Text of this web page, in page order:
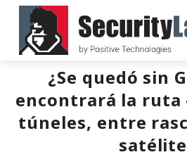
¿Se quedó sin
encontrará la ruta
túneles, entre